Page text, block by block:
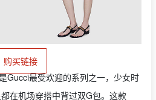
购买链接
Gucci最受欢迎的系列之一，少女时
在机场穿搭中背过双G包。这款